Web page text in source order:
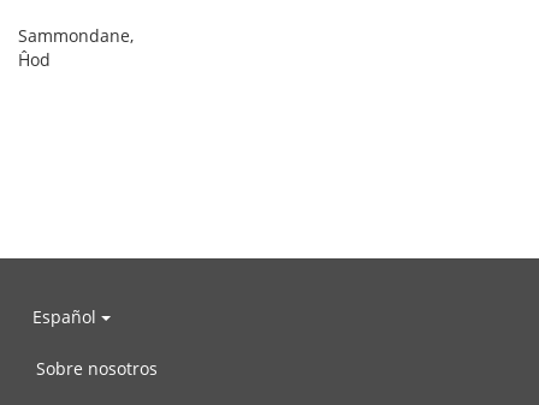
Sammondane,
Ĥod
Español
Sobre nosotros